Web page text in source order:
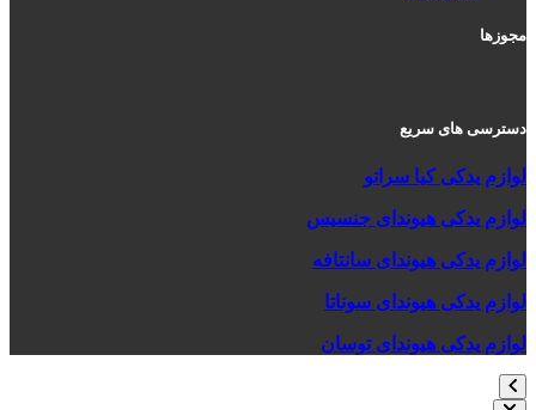
مجوزها
دسترسی های سریع
لوازم یدکی کیا سراتو
لوازم یدکی هیوندای جنسیس
لوازم یدکی هیوندای سانتافه
لوازم یدکی هیوندای سوناتا
لوازم یدکی هیوندای توسان